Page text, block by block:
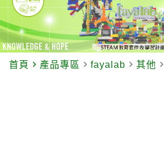
首頁 navigate_next 產品專區 navigate_next fayalab navigate_next 其他 navigate_next